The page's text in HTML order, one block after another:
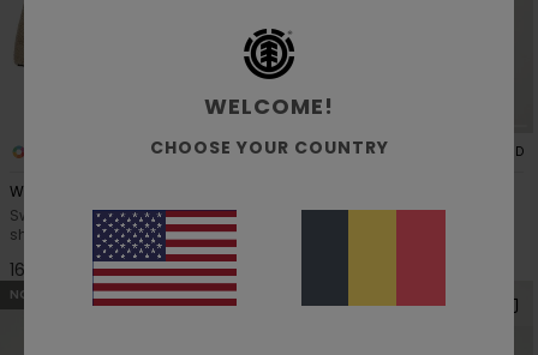
RECYCLED
Wolfe Sherpa
Sweat à capuche réversible en
sherpa Beige Homme
160,00 €
5 RECYCLED
Veste Sherpa Beige Homme
NOUVEAUTÉ
WELCOME!
CHOOSE YOUR COUNTRY